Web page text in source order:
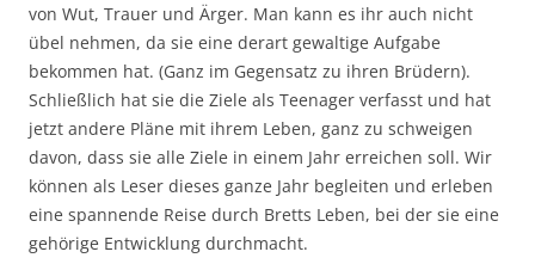
von Wut, Trauer und Ärger. Man kann es ihr auch nicht
übel nehmen, da sie eine derart gewaltige Aufgabe
bekommen hat. (Ganz im Gegensatz zu ihren Brüdern).
Schließlich hat sie die Ziele als Teenager verfasst und hat
jetzt andere Pläne mit ihrem Leben, ganz zu schweigen
davon, dass sie alle Ziele in einem Jahr erreichen soll. Wir
können als Leser dieses ganze Jahr begleiten und erleben
eine spannende Reise durch Bretts Leben, bei der sie eine
gehörige Entwicklung durchmacht.